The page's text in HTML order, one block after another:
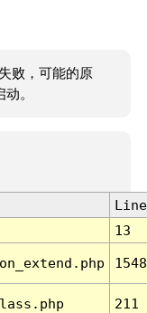
败，可能的原
。
Line
13
1548
211